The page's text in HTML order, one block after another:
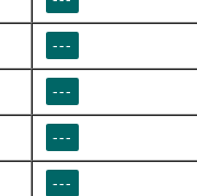
---
---
---
---